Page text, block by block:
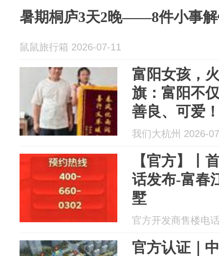
暑期桐庐3天2晚——8件小事解
鼠鼠旅行箱 2026-07-11
富阳女孩，
旗：富阳不
善良、可爱
我们大杭州 2026-
【官方】丨
话发布-富春
墅
官方开发商售楼电
官方认证｜